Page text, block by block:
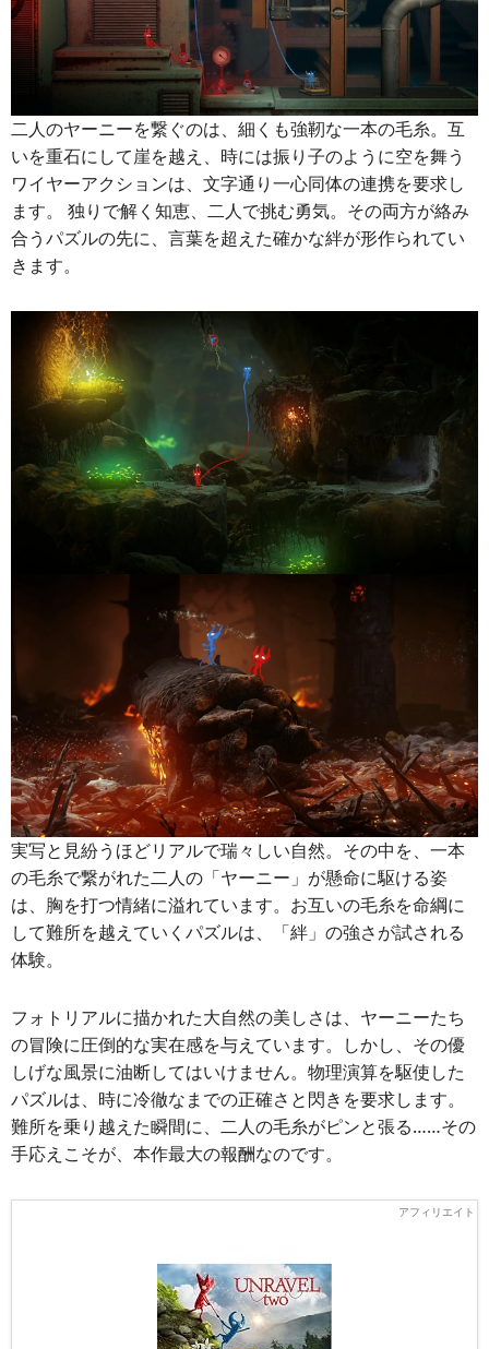
二人のヤーニーを繋ぐのは、細くも強靭な一本の毛糸。互
いを重石にして崖を越え、時には振り子のように空を舞う
ワイヤーアクションは、文字通り一心同体の連携を要求し
ます。 独りで解く知恵、二人で挑む勇気。その両方が絡み
合うパズルの先に、言葉を超えた確かな絆が形作られてい
きます。
実写と見紛うほどリアルで瑞々しい自然。その中を、一本
の毛糸で繋がれた二人の「ヤーニー」が懸命に駆ける姿
は、胸を打つ情緒に溢れています。お互いの毛糸を命綱に
して難所を越えていくパズルは、「絆」の強さが試される
体験。
フォトリアルに描かれた大自然の美しさは、ヤーニーたち
の冒険に圧倒的な実在感を与えています。しかし、その優
しげな風景に油断してはいけません。物理演算を駆使した
パズルは、時に冷徹なまでの正確さと閃きを要求します。
難所を乗り越えた瞬間に、二人の毛糸がピンと張る……その
手応えこそが、本作最大の報酬なのです。